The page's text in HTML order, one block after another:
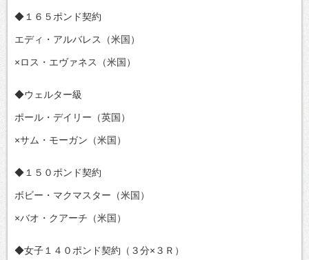
◆１６５ポンド契約
エディ・アルバレス（米国）
×ロス・エヴァネス（米国）
◆ウェルター級
ポール・デイリー（英国）
×サム・モーガン（米国）
◆１５０ポンド契約
ボビー・マクマスター（米国）
×バオ・クアーチ（米国）
◆女子１４０ポンド契約（３分×３Ｒ）